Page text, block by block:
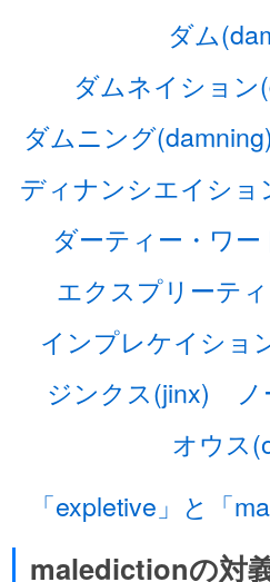
ダム
ダムネイション
ダムニング(damning)
ディナンシエイショ
ダーティー・ワ
エクスプリーテ
インプレケイショ
ジンクス(jinx)
オウス
「expletive」と「
maledictionの対